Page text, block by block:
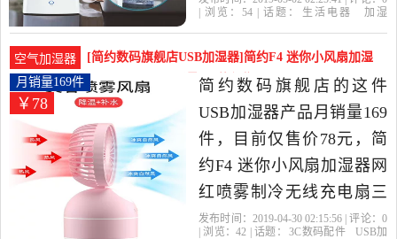
生活电器当中性价比很高
的加湿器，由广东 佛山发
货。
| 浏览： 54 | 话题： 生活电器
加湿
空气加湿器
[简约数码旗舰店USB加湿器]简约F4 迷你小风扇加湿
器网红喷雾制月销量169件仅售78元
￥78
月销量169件
简约数码旗舰店的这件
USB加湿器产品月销量169
件，目前仅售价78元，简
约F4 迷你小风扇加湿器网
红喷雾制冷无线充电扇三
合一空气静音办公室桌面
发布时间：2019-04-30 02:15:56 | 评论： 0
| 浏览：42 | 话题： 3C数码配件
USB加